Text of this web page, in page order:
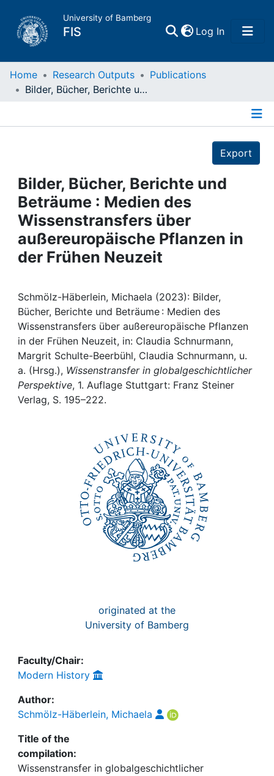
University of Bamberg
FIS Log In(current)
Home
Projects
People
Institutions
My FIS
Help
Home Research Outputs
Publications
Bilder, Bücher, Berichte und Beträume : Medien des Wissenstransfers über außereuropäische Pflanzen in der Frühen Neuzeit
Export
Bilder, Bücher, Berichte und
Beträume : Medien des
Wissenstransfers über
außereuropäische Pflanzen in
der Frühen Neuzeit
Schmölz-Häberlein, Michaela (2023): Bilder,
Bücher, Berichte und Beträume : Medien des
Wissenstransfers über außereuropäische Pflanzen
in der Frühen Neuzeit, in: Claudia Schnurmann,
Margrit Schulte-Beerbühl, Claudia Schnurmann, u.
a. (Hrsg.), Wissenstransfer in globalgeschichtlicher
Perspektive, 1. Auflage Stuttgart: Franz Steiner
Verlag, S. 195–222.
originated at the
University of Bamberg
Faculty/Chair:
Modern History
Author:
Schmölz-Häberlein, Michaela
Title of the
compilation:
Wissenstransfer in globalgeschichtlicher